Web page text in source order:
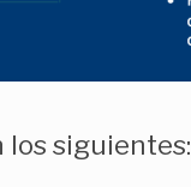
los siguientes: